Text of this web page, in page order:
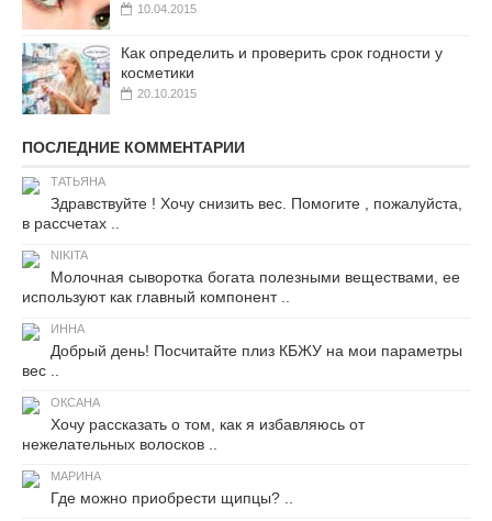
10.04.2015
Как определить и проверить срок годности у
косметики
20.10.2015
ПОСЛЕДНИЕ КОММЕНТАРИИ
ТАТЬЯНА
Здравствуйте ! Хочу снизить вес. Помогите , пожалуйста,
в рассчетах ..
NIKITA
Молочная сыворотка богата полезными веществами, ее
используют как главный компонент ..
ИННА
Добрый день! Посчитайте плиз КБЖУ на мои параметры
вес ..
ОКСАНА
Хочу рассказать о том, как я избавляюсь от
нежелательных волосков ..
МАРИНА
Где можно приобрести щипцы? ..